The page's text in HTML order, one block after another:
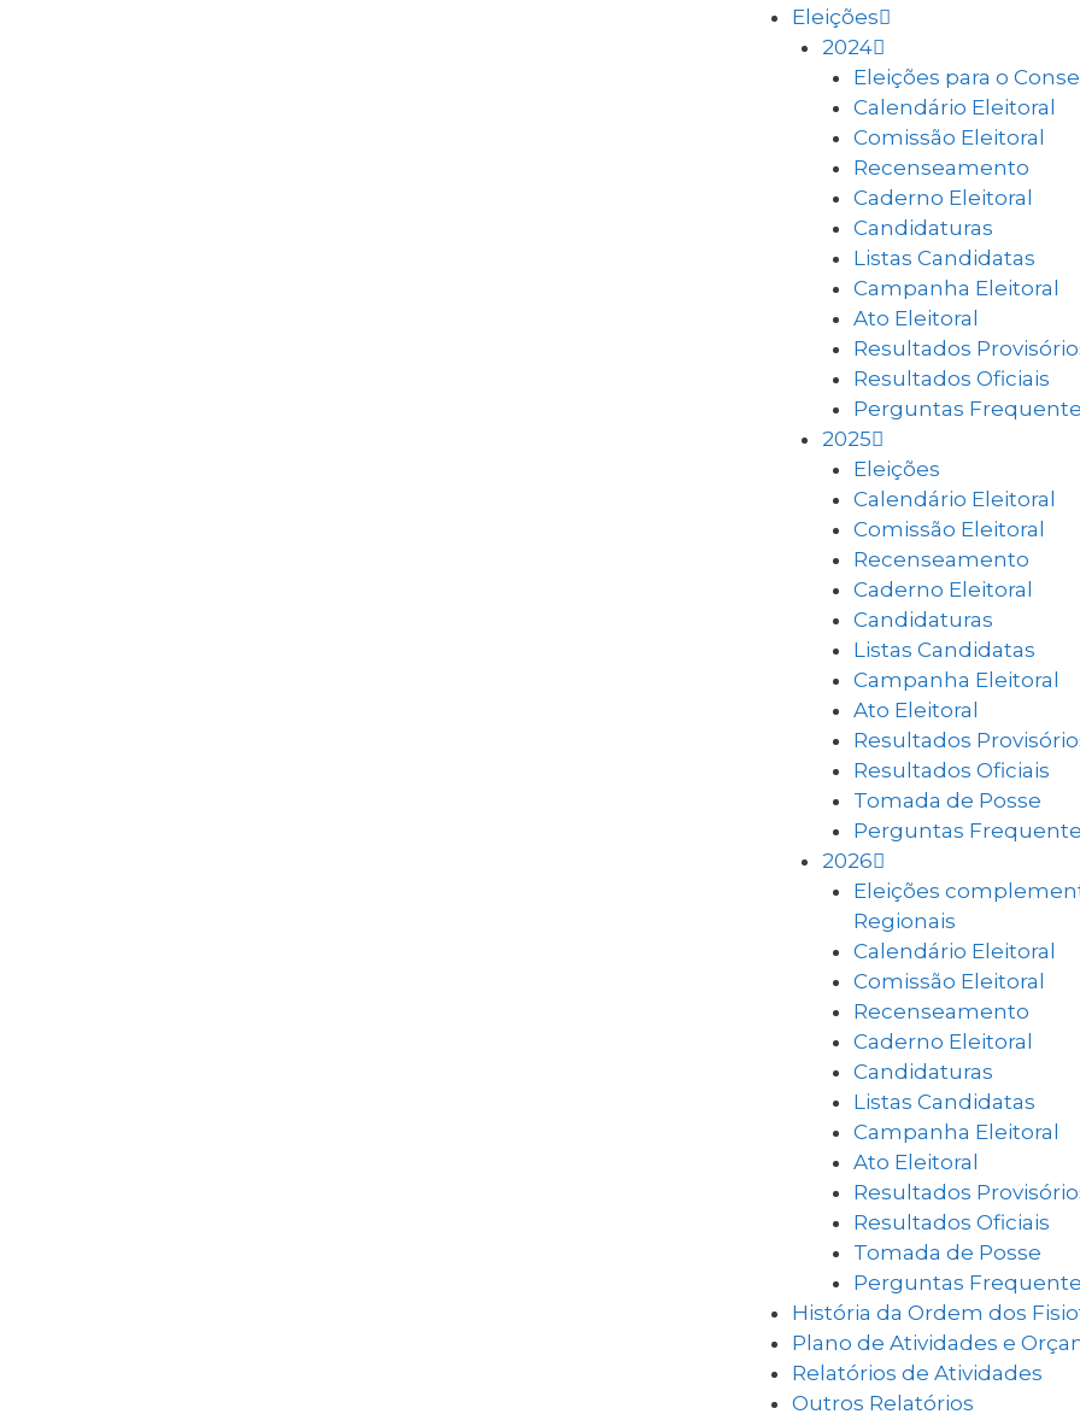
Eleições
2024
Eleições para o
Calendário Eleitoral
Comissão Eleitoral
Recenseamento
Caderno Eleitoral
Candidaturas
Listas Candidatas
Campanha Eleitoral
Ato Eleitoral
Resultados
Resultados Oficiais
Perguntas
2025
Eleições
Calendário Eleitoral
Comissão Eleitoral
Recenseamento
Caderno Eleitoral
Candidaturas
Listas Candidatas
Campanha Eleitoral
Ato Eleitoral
Resultados
Resultados Oficiais
Tomada de Posse
Perguntas
2026
Eleições
Regionais
Calendário Eleitoral
Comissão Eleitoral
Recenseamento
Caderno Eleitoral
Candidaturas
Listas Candidatas
Campanha Eleitoral
Ato Eleitoral
Resultados
Resultados Oficiais
Tomada de Posse
Perguntas
História da Ordem dos
Plano de Atividades e
Relatórios de Atividades
Outros Relatórios